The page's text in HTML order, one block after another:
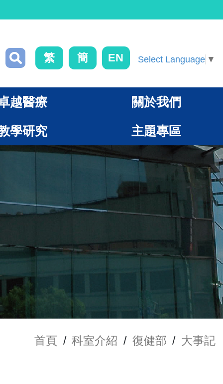
繁 簡 EN Select Language ▼
越醫療 關於我們
學研究 主題專區
首頁 / 科室介紹 / 復健部 / 大事記